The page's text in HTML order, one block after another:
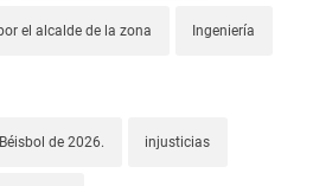
el alcalde de la zona Ingeniería
de 2026. injusticias